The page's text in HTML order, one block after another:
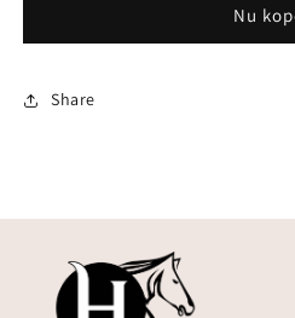
Nu
Share